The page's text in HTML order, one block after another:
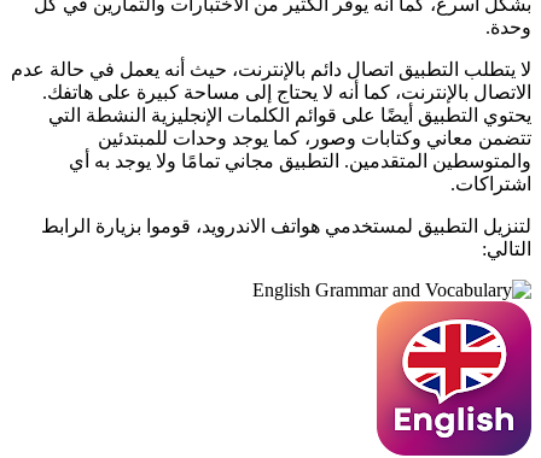
وحدة.
لا يتطلب التطبيق اتصال دائم بالإنترنت، حيث أنه يعمل في حالة عدم
الاتصال بالإنترنت، كما أنه لا يحتاج إلى مساحة كبيرة على هاتفك.
يحتوي التطبيق أيضًا على قوائم الكلمات الإنجليزية النشطة التي
تتضمن معاني وكتابات وصور، كما يوجد وحدات للمبتدئين
والمتوسطين المتقدمين. التطبيق مجاني تمامًا ولا يوجد به أي
اشتراكات.
لتنزيل التطبيق لمستخدمي هواتف الاندرويد، قوموا بزيارة الرابط
التالي: